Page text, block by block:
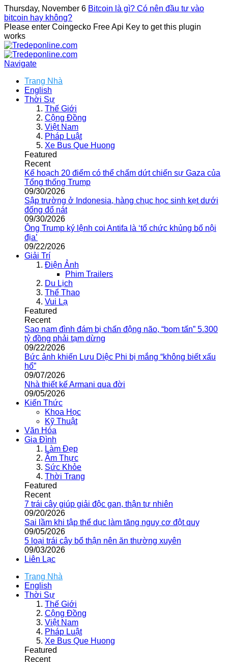
Thursday, November 6 Bitcoin là gì? Có nên đầu tư vào
bitcoin hay không?
Please enter Coingecko Free Api Key to get this plugin
works
Navigate
Trang Nhà
English
Thời Sự
Thế Giới
Cộng Đồng
Việt Nam
Pháp Luật
Xe Bus Que Huong
Featured
Recent
Kế hoạch 20 điểm có thể chấm dứt chiến sự Gaza của
Tổng thống Trump
09/30/2026
Sập trường ở Indonesia, hàng chục học sinh kẹt dưới
đống đổ nát
09/30/2026
Ông Trump ký lệnh coi Antifa là ‘tổ chức khủng bố nội
địa’
09/22/2026
Giải Trí
Điện Ảnh
Phim Trailers
Du Lịch
Thể Thao
Vui Lạ
Featured
Recent
Sao nam đình đám bị chấn động não, “bom tấn” 5.300
tỷ đồng phải tạm dừng
09/22/2026
Bức ảnh khiến Lưu Diệc Phi bị mắng “không biết xấu
hổ”
09/07/2026
Nhà thiết kế Armani qua đời
09/05/2026
Kiến Thức
Khoa Học
Kỹ Thuật
Văn Hóa
Gia Đình
Làm Đẹp
Ẩm Thực
Sức Khỏe
Thời Trang
Featured
Recent
7 trái cây giúp giải độc gan, thận tự nhiên
09/20/2026
Sai lầm khi tập thể dục làm tăng nguy cơ đột quỵ
09/05/2026
5 loại trái cây bổ thận nên ăn thường xuyên
09/03/2026
Liên Lạc
Trang Nhà
English
Thời Sự
Thế Giới
Cộng Đồng
Việt Nam
Pháp Luật
Xe Bus Que Huong
Featured
Recent